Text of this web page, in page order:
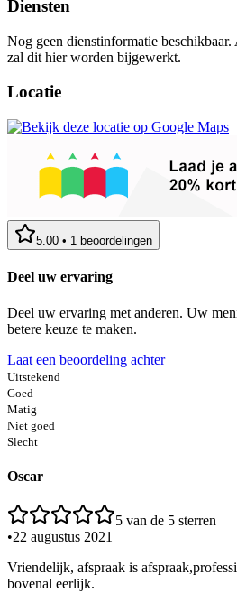
Diensten
Nog geen dienstinformatie
zal dit hier worden bijgewerkt.
Locatie
5.00 • 1 beoordelingen
Deel uw ervaring
Deel uw ervaring met anderen. Uw
betere keuze te maken.
Laat een beoordeling achter
Uitstekend
Goed
Matig
Niet goed
Slecht
Oscar
5 van de 5 sterren
•22 augustus 2021
Vriendelijk, afspraak is
bovenal eerlijk.